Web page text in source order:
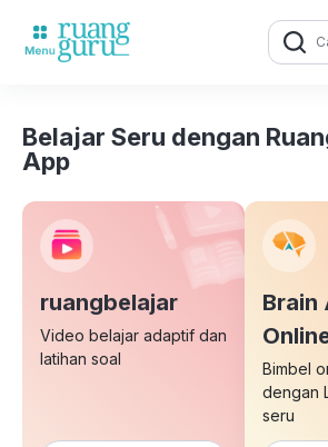
Search
for:
Belajar Seru dengan
App
ruangbelajar
Video belajar adaptif dan
latihan soal
Brain
Bimbel
dengan
seru